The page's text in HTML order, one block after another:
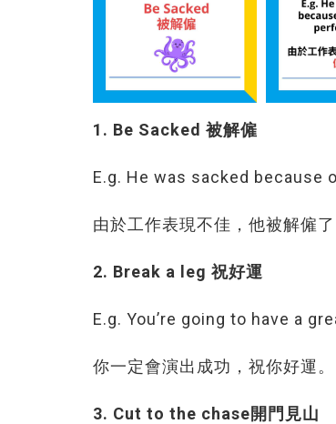
1. Be Sacked 被解僱
E.g. He was sacked because
由於工作表現不佳，他被解僱了
2. Break a leg 祝好運
E.g. You’re going to have a
你一定會演出成功，祝你好運。
3. Cut to the chase開門見山